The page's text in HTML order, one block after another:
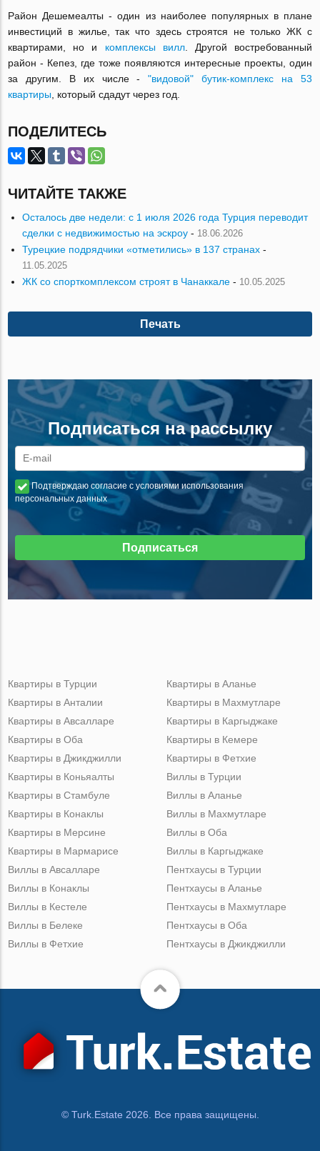
Район Дешемеалты - один из наиболее популярных в плане
инвестиций в жилье, так что здесь строятся не только ЖК с
квартирами, но и комплексы вилл. Другой востребованный
район - Кепез, где тоже появляются интересные проекты, один
за другим. В их числе -"видовой" бутик-комплекс на 53
квартиры , который сдадут через год.
ПОДЕЛИТЕСЬ
ЧИТАЙТЕ ТАКЖЕ
Осталось две недели: с 1 июля 2026 года Турция переводит
сделки с недвижимостью на эскроу - 18.06.2026
Турецкие подрядчики «отметились» в 137 странах -
11.05.2025
ЖК со спорткомплексом строят в Чанаккале - 10.05.2025
Печать
Подписаться на рассылку
Подтверждаю согласие с условиями использования
персональных данных
Подписаться
Квартиры в Турции
Квартиры в Анталии
Квартиры в Авсалларе
Квартиры в Оба
Квартиры в Джикджилли
Квартиры в Аланье
Квартиры в Махмутларе
Квартиры в Каргыджаке
Квартиры в Кемере
Квартиры в Фетхие
Квартиры в Коньяалты
Квартиры в Стамбуле
Квартиры в Конаклы
Квартиры в Мерсине
Квартиры в Мармарисе
Виллы в Турции
Виллы в Аланье
Виллы в Махмутларе
Виллы в Оба
Виллы в Каргыджаке
Виллы в Авсалларе
Виллы в Конаклы
Виллы в Кестеле
Виллы в Белеке
Виллы в Фетхие
Пентхаусы в Турции
Пентхаусы в Аланье
Пентхаусы в Махмутларе
Пентхаусы в Оба
Пентхаусы в Джикджилли
© Turk.Estate 2026. Все права защищены.